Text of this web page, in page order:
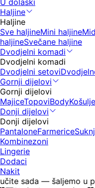
Haljine
Haljine
Sve haljineMini haljine
haljineSvečane haljine
Dvodjelni komadi
Dvodjelni komadi
Dvodjelni setovi
Gornji dijelovi
Gornji dijelovi
MajiceTopoviBodyKošulje
Donji dijelovi
Donji dijelovi
PantaloneFarmerice
Kombinezoni
Lingerie
Dodaci
Nakit
sada — šaljemo u